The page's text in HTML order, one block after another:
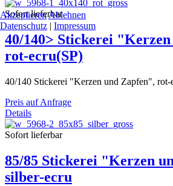
Sofort lieferbar
40/140> Stickerei
rot-ecru(SP)
40/140 Stickerei "Kerzen und Zapfen", rot-
Preis auf Anfrage
Details
Sofort lieferbar
85/85 Stickerei "Kerzen
silber-ecru
AkzeptierenAblehnen
Datenschutz | Impressum